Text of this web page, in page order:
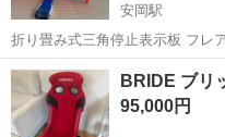
安岡駅
折り畳み式三角停止表示板 フレ
かりした作りで国家公安委員会
んです。 昼夜
山口 下関市
BRIDE ブリ
95,000円